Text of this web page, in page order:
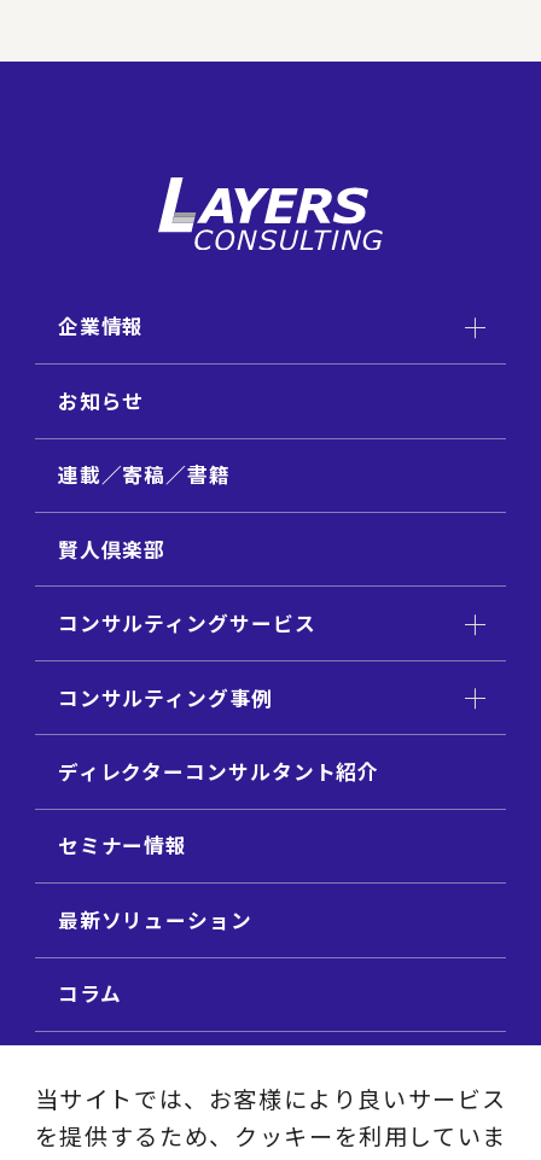
企業情報
お知らせ
連載／寄稿／書籍
賢人倶楽部
コンサルティングサービス
コンサルティング事例
ディレクターコンサルタント紹介
セミナー情報
最新ソリューション
コラム
ビジネステーマ解説集
当サイトでは、お客様により良いサービス
を提供するため、クッキーを利用していま